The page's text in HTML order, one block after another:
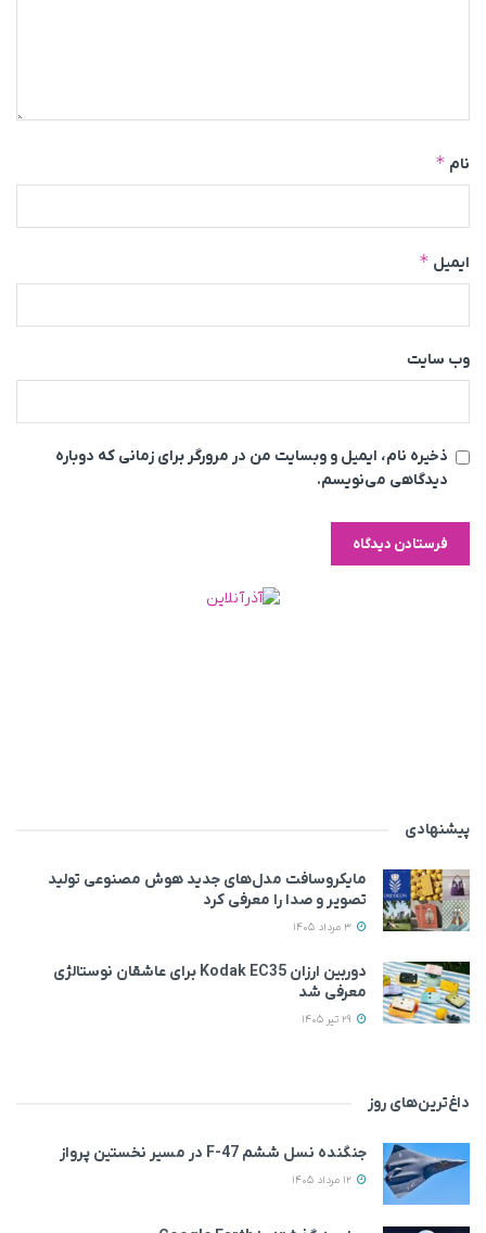
نام*
ایمیل*
وب‌ سایت
ذخیره نام، ایمیل و وبسایت من در مرورگر برای زمانی که دوباره
دیدگاهی می‌نویسم.
پیشنهادی
مایکروسافت مدل‌های جدید هوش مصنوعی تولید
تصویر و صدا را معرفی کرد
3 مرداد 1405
دوربین ارزان Kodak EC35 برای عاشقان نوستالژی
معرفی شد
29 تیر 1405
داغ‌ترین‌های روز
جنگنده نسل ششم F-47 در مسیر نخستین پرواز
12 مرداد 1405